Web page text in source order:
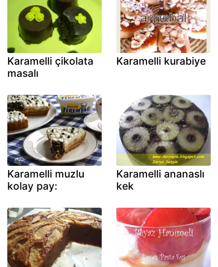
Karamelli çikolata
masalı
Karamelli kurabiye
Karamelli muzlu
kolay pay:
Karamelli ananaslı
kek